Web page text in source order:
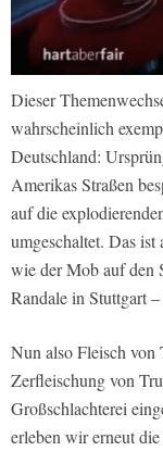
Dieser
wahrscheinlich
Deutschland:
Amerikas Straßen
auf die
umgeschaltet. Das
wie der Mob auf den
Randale in Stuttgart
Nun also Fleisch von
Zerfleischung von
Großschlachterei
erleben wir erneut